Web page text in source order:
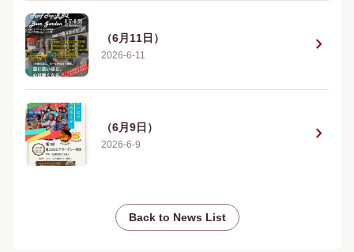
（6月11日）
2026-6-11 chevron_right
（6月9日）
2026-6-9 chevron_right
Back to News List